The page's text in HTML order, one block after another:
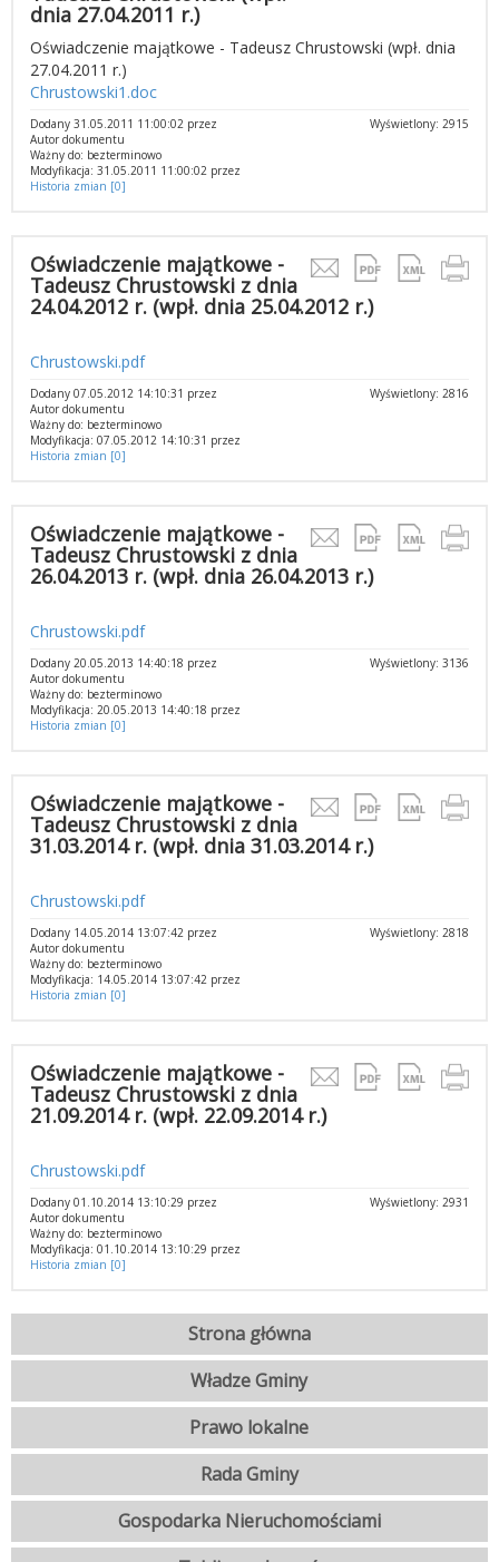
dnia 27.04.2011 r.)
Oświadczenie majątkowe - Tadeusz Chrustowski (wpł. dnia
27.04.2011 r.)
Chrustowski1.doc
Wyświetlony: 2915
Dodany 31.05.2011 11:00:02 przez
Autor dokumentu
Ważny do: bezterminowo
Modyfikacja: 31.05.2011 11:00:02 przez
Historia zmian [0]
Oświadczenie majątkowe -
Tadeusz Chrustowski z dnia
24.04.2012 r. (wpł. dnia 25.04.2012 r.)
Chrustowski.pdf
Wyświetlony: 2816
Dodany 07.05.2012 14:10:31 przez
Autor dokumentu
Ważny do: bezterminowo
Modyfikacja: 07.05.2012 14:10:31 przez
Historia zmian [0]
Oświadczenie majątkowe -
Tadeusz Chrustowski z dnia
26.04.2013 r. (wpł. dnia 26.04.2013 r.)
Chrustowski.pdf
Wyświetlony: 3136
Dodany 20.05.2013 14:40:18 przez
Autor dokumentu
Ważny do: bezterminowo
Modyfikacja: 20.05.2013 14:40:18 przez
Historia zmian [0]
Oświadczenie majątkowe -
Tadeusz Chrustowski z dnia
31.03.2014 r. (wpł. dnia 31.03.2014 r.)
Chrustowski.pdf
Wyświetlony: 2818
Dodany 14.05.2014 13:07:42 przez
Autor dokumentu
Ważny do: bezterminowo
Modyfikacja: 14.05.2014 13:07:42 przez
Historia zmian [0]
Oświadczenie majątkowe -
Tadeusz Chrustowski z dnia
21.09.2014 r. (wpł. 22.09.2014 r.)
Chrustowski.pdf
Wyświetlony: 2931
Dodany 01.10.2014 13:10:29 przez
Autor dokumentu
Ważny do: bezterminowo
Modyfikacja: 01.10.2014 13:10:29 przez
Historia zmian [0]
Strona główna
Władze Gminy
Prawo lokalne
Rada Gminy
Gospodarka Nieruchomościami